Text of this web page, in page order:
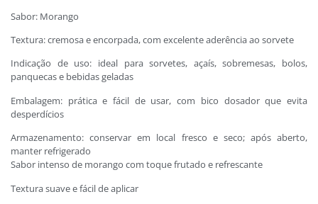
Sabor: Morango
Textura: cremosa e encorpada, com excelente aderência ao sorvete
Indicação de uso: ideal para sorvetes, açaís, sobremesas, bolos,
panquecas e bebidas geladas
Embalagem: prática e fácil de usar, com bico dosador que evita
desperdícios
Armazenamento: conservar em local fresco e seco; após aberto,
manter refrigerado
Sabor intenso de morango com toque frutado e refrescante
Textura suave e fácil de aplicar